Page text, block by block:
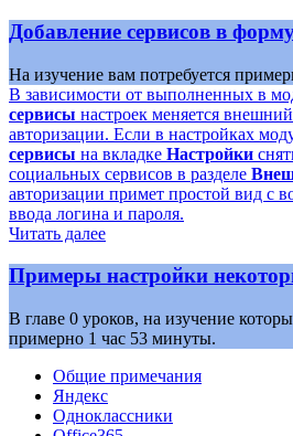
Добавление сервисов в
На изучение вам потребуется
В зависимости от выполненных в
сервисы настроек меняется
авторизации. Если в настройках
сервисы на вкладке Настройки
социальных сервисов в разделе
авторизации примет простой вид c
ввода логина и пароля.
Читать далее
Примеры настройки
В главе 0 уроков, на изучение
примерно 1 час 53 минуты.
Общие примечания
Яндекс
Одноклассники